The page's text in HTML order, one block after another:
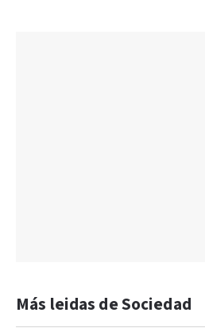
Más leidas de Sociedad